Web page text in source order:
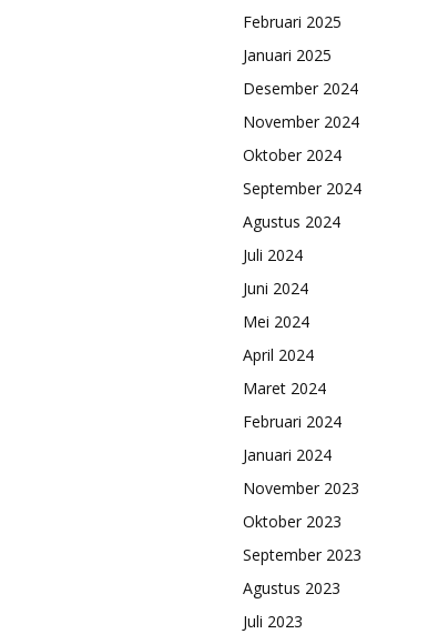
Februari 2025
Januari 2025
Desember 2024
November 2024
Oktober 2024
September 2024
Agustus 2024
Juli 2024
Juni 2024
Mei 2024
April 2024
Maret 2024
Februari 2024
Januari 2024
November 2023
Oktober 2023
September 2023
Agustus 2023
Juli 2023